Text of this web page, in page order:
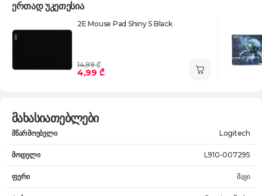
ერთად უკეთესია
2E Mouse Pad Shiny S Black
14,99 ₾
4,99 ₾
მახასიათებლები
მწარმოებელი Logitech
მოდელი L910-007295
ფერი შავი